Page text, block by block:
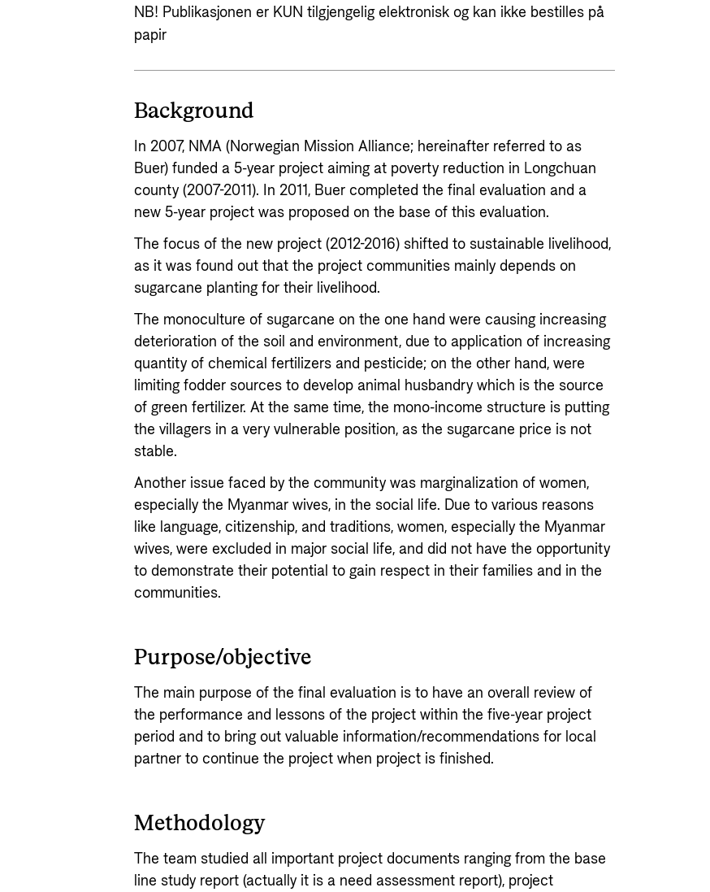
NB! Publikasjonen er KUN tilgjengelig elektronisk og kan ikke bestilles på
papir
Background
In 2007, NMA (Norwegian Mission Alliance; hereinafter referred to as
Buer) funded a 5-year project aiming at poverty reduction in Longchuan
county (2007-2011). In 2011, Buer completed the final evaluation and a
new 5-year project was proposed on the base of this evaluation.
The focus of the new project (2012-2016) shifted to sustainable livelihood,
as it was found out that the project communities mainly depends on
sugarcane planting for their livelihood.
The monoculture of sugarcane on the one hand were causing increasing
deterioration of the soil and environment, due to application of increasing
quantity of chemical fertilizers and pesticide; on the other hand, were
limiting fodder sources to develop animal husbandry which is the source
of green fertilizer. At the same time, the mono-income structure is putting
the villagers in a very vulnerable position, as the sugarcane price is not
stable.
Another issue faced by the community was marginalization of women,
especially the Myanmar wives, in the social life. Due to various reasons
like language, citizenship, and traditions, women, especially the Myanmar
wives, were excluded in major social life, and did not have the opportunity
to demonstrate their potential to gain respect in their families and in the
communities.
Purpose/objective
The main purpose of the final evaluation is to have an overall review of
the performance and lessons of the project within the five-year project
period and to bring out valuable information/recommendations for local
partner to continue the project when project is finished.
Methodology
The team studied all important project documents ranging from the base
line study report (actually it is a need assessment report), project